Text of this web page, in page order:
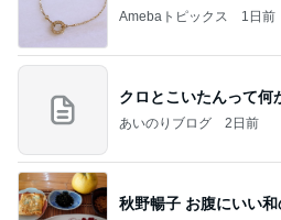
Amebaトピックス 1日前
クロとこいたんって何
あいのりブログ 2日前
秋野暢子 お腹にいい